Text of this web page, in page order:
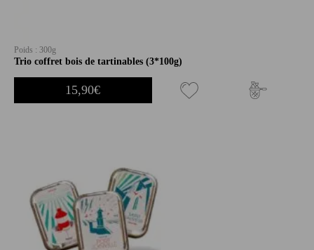
Poids : 300g
Trio coffret bois de tartinables (3*100g)
15,90€